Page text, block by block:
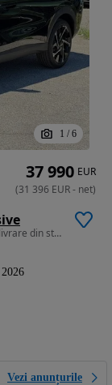
1 / 6
1499 cm3 • 279 CP • SHS-P Exclusive / Auto nou cu livrare din stoc
2026
Vezi anunțurile
37 990 EUR
(31 396 EUR- net)